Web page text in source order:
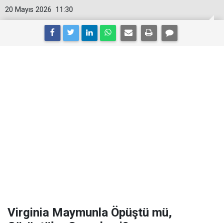
11:30
20 Mayıs 2026
Virginia Maymunla Öpüştü mü,